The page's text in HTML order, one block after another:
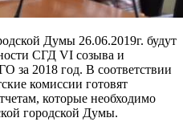
Думы 26.06.2019г. будут
СГД VI созыва и
за 2018 год. В соответствии
комиссии готовят
которые необходимо
городской Думы.